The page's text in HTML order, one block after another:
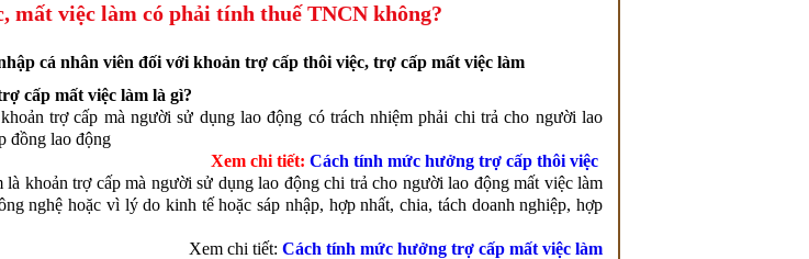
mất việc làm có phải tính thuế TNCN không?
cá nhân viên đối với khoản trợ cấp thôi việc, trợ cấp mất việc làm
cấp mất việc làm là gì?
trợ cấp mà người sử dụng lao động có trách nhiệm phải chi trả cho người lao
đồng lao động
Xem chi tiết: Cách tính mức hưởng trợ cấp thôi việc
là khoản trợ cấp mà người sử dụng lao động chi trả cho người lao động mất việc làm
nghệ hoặc vì lý do kinh tế hoặc sáp nhập, hợp nhất, chia, tách doanh nghiệp, hợp
Xem chi tiết: Cách tính mức hưởng trợ cấp mất việc làm